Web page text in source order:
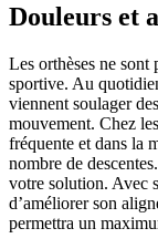
Douleurs et
Les orthèses ne sont
sportive. Au
viennent soulager
mouvement. Chez
fréquente et dans la
nombre de
votre solution. Avec
d’améliorer son
permettra un